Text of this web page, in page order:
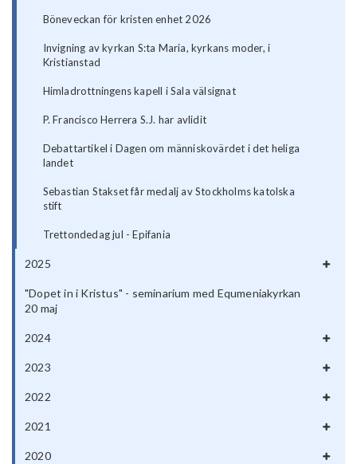
Böneveckan för kristen enhet 2026
Invigning av kyrkan S:ta Maria, kyrkans moder, i
Kristianstad
Himladrottningens kapell i Sala välsignat
P. Francisco Herrera S.J. har avlidit
Debattartikel i Dagen om människovärdet i det heliga
landet
Sebastian Stakset får medalj av Stockholms katolska
stift
Trettondedag jul - Epifania
2025
"Dopet in i Kristus" - seminarium med Equmeniakyrkan
20 maj
2024
2023
2022
2021
2020